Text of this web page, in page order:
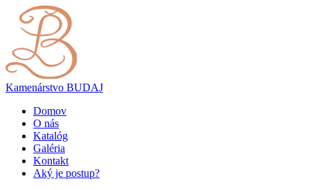
Kamenárstvo BUDAJ
Domov
O nás
Katalóg
Galéria
Kontakt
Aký je postup?